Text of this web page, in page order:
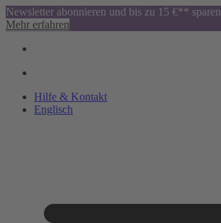
Newsletter abonnieren und bis zu 15 €** sparen
Mehr erfahren
Hilfe & Kontakt
Englisch